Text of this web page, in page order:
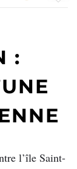
:
l’île Saint-